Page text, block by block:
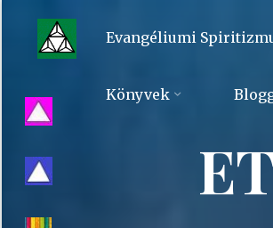
content
Evangéliumi
Evangéliumi
Könyvek